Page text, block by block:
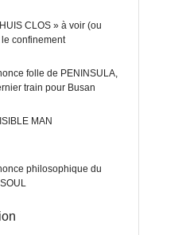
CLOS » à voir (ou
confinement
folle de PENINSULA,
train pour Busan
MAN
philosophique du